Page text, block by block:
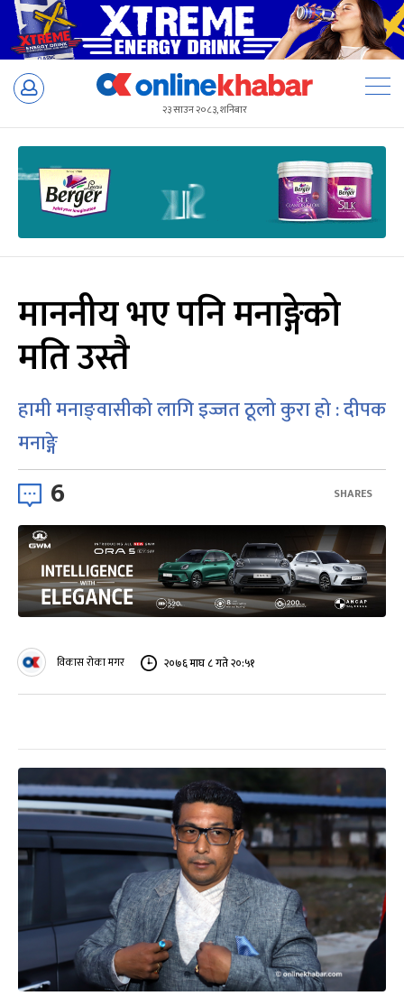
Skip
२३ साउन २०८३, शनिबार
माननीय भए पनि मनाङ्गेको
मति उस्तै
हामी मनाङ्वासीको लागि इज्जत ठूलो कुरा हो : दीपक
मनाङ्गे
6 SHARES
विकास रोका मगर २०७६ माघ ८ गते २०:५१